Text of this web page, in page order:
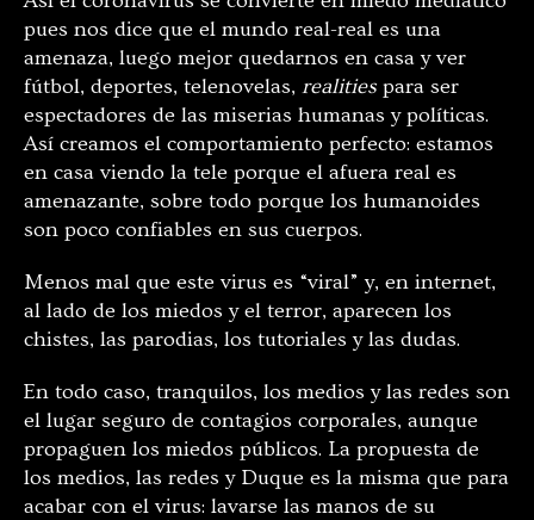
pues nos dice que el mundo real-real es una
amenaza, luego mejor quedarnos en casa y ver
fútbol, deportes, telenovelas, realities para ser
espectadores de las miserias humanas y políticas.
Así creamos el comportamiento perfecto: estamos
en casa viendo la tele porque el afuera real es
amenazante, sobre todo porque los humanoides
son poco confiables en sus cuerpos.
Menos mal que este virus es “viral” y, en internet,
al lado de los miedos y el terror, aparecen los
chistes, las parodias, los tutoriales y las dudas.
En todo caso, tranquilos, los medios y las redes son
el lugar seguro de contagios corporales, aunque
propaguen los miedos públicos. La propuesta de
los medios, las redes y Duque es la misma que para
acabar con el virus: lavarse las manos de su